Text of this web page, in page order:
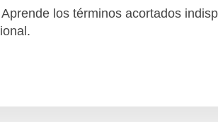
los términos acortados